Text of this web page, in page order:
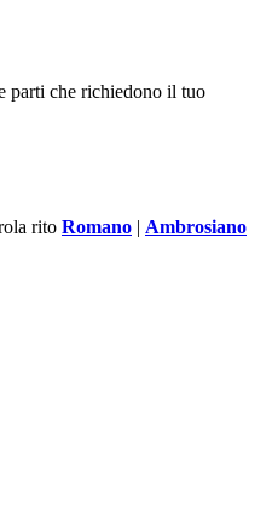
parti che richiedono il tuo
rito Romano | Ambrosiano